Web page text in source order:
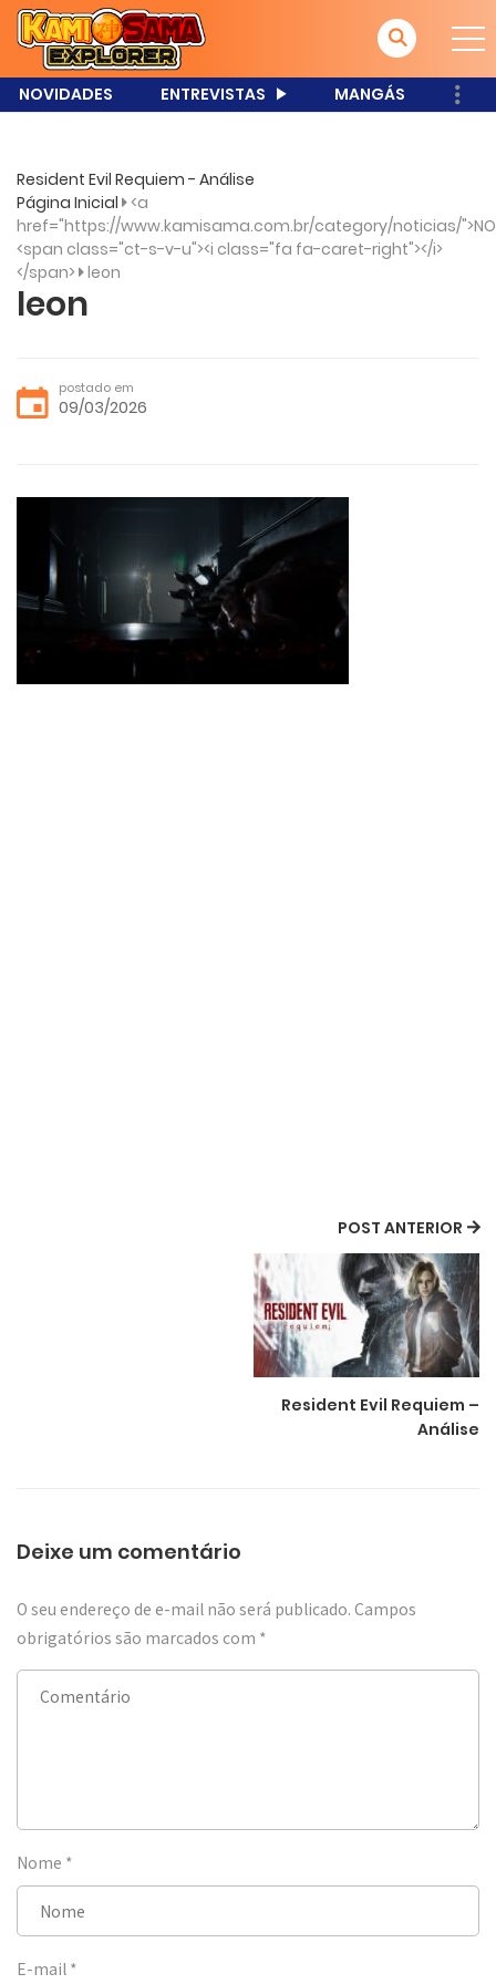
NOVIDADES ENTREVISTAS MANGÁS
Resident Evil Requiem - Análise
Página Inicial <a
href="https://www.kamisama.com.br/category/noticias/
<span class="ct-s-v-u"><i class="fa fa-caret-right"></i>
</span> leon
leon
postado em
09/03/2026
POST ANTERIOR
Resident Evil Requiem –
Análise
Deixe um comentário
O seu endereço de e-mail não será publicado. Campos
obrigatórios são marcados com *
Nome *
E-mail *